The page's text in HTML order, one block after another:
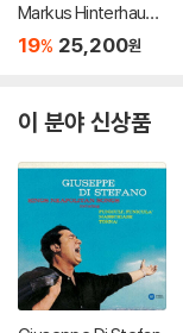
Markus Hinterhause
r 슈만: 황혼 (가곡집)
19% 25,200원
이 분야 신상품